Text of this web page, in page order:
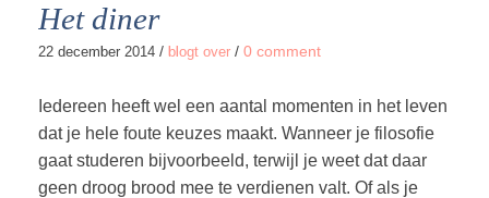
Het diner
22 december 2014/ blogt over/ 0 comment
Iedereen heeft wel een aantal momenten in het leven
dat je hele foute keuzes maakt. Wanneer je filosofie
gaat studeren bijvoorbeeld, terwijl je weet dat daar
geen droog brood mee te verdienen valt. Of als je